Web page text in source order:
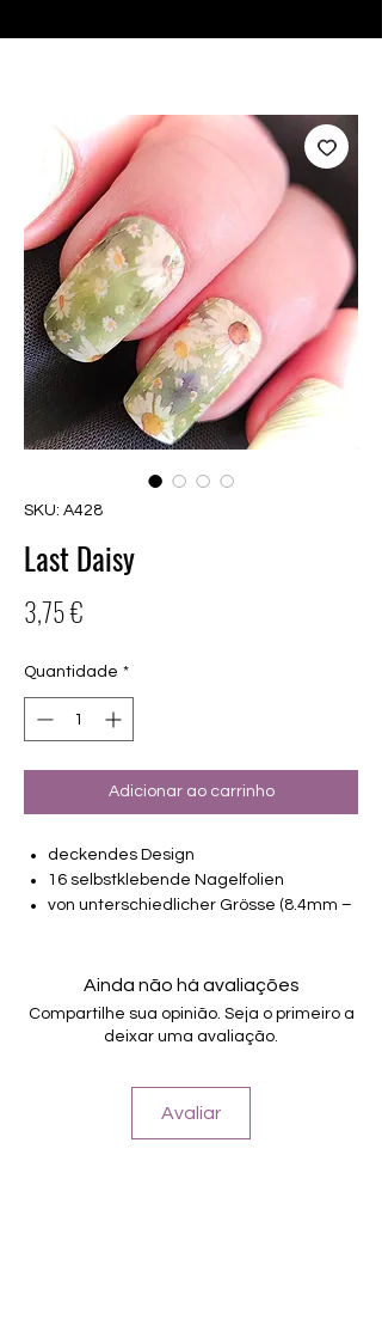
SKU: A428
Last Daisy
3,75 €
Quantidade *
Adicionar ao carrinho
deckendes Design
16 selbstklebende Nagelfolien
von unterschiedlicher Grösse (8.4mm –
Halten bis zu 14 Tage
Farbe: Grün, Weiß
Ainda não há avaliações
Compartilhe sua opinião. Seja o primeiro a
deixar uma avaliação.
Avaliar